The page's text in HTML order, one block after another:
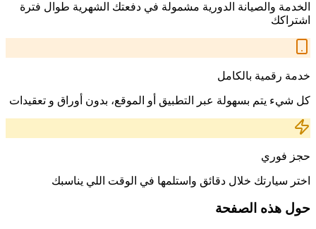
الخدمة والصيانة الدورية مشمولة في دفعتك الشهرية طوال فترة
اشتراكك
خدمة رقمية بالكامل
كل شيء يتم بسهولة عبر التطبيق أو الموقع، بدون أوراق و تعقيدات
حجز فوري
اختر سيارتك خلال دقائق واستلمها في الوقت اللي يناسبك
حول هذه الصفحة